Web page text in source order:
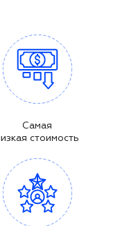
Самая
стоимость